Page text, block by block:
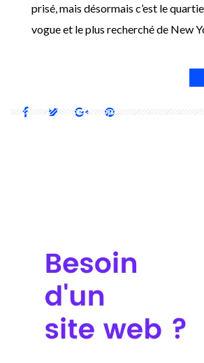
prisé, mais désormais c’est le
vogue et le plus recherché de New